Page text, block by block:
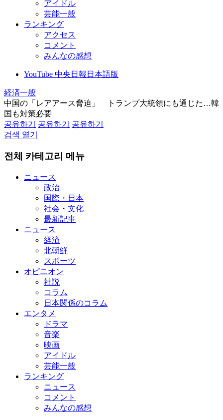
アイドル
芸能一般
ランキング
アクセス
コメント
みんなの感想
YouTube 中央日報日本語版
経済一般
中国の「レアアース脅迫」 トランプ大統領にも通じた…韓
国も対策必要
공유하기
공유하기
공유하기
검색 열기
전체 카테고리 메뉴
ニュース
政治
国際・日本
社会・文化
最新記事
ニュース
経済
北朝鮮
スポーツ
オピニオン
社説
コラム
日本関係のコラム
エンタメ
ドラマ
音楽
映画
アイドル
芸能一般
ランキング
ニュース
コメント
みんなの感想